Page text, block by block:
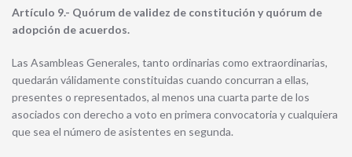
Artículo 9.- Quórum de validez de constitución y quórum de
adopción de acuerdos.
Las Asambleas Generales, tanto ordinarias como extraordinarias,
quedarán válidamente constituidas cuando concurran a ellas,
presentes o representados, al menos una cuarta parte de los
asociados con derecho a voto en primera convocatoria y cualquiera
que sea el número de asistentes en segunda.